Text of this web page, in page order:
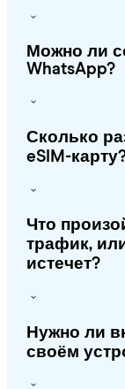
Можно ли
WhatsApp?
Сколько
eSIM-
Что
трафик,
истечет?
Нужно ли
своём